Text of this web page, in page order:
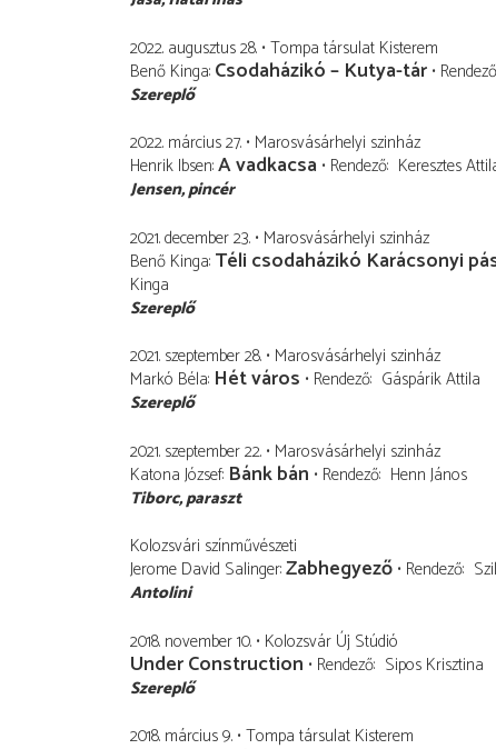
2022. augusztus 28. Tompa társulat Kisterem
Benő Kinga Csodaházikó – Kutya-tár Rendező
Szereplő
2022. március 27. Marosvásárhelyi szinház
Henrik Ibsen A vadkacsa Rendező Keresztes
Jensen pincér
2021. december 23. Marosvásárhelyi szinház
Benő Kinga Téli csodaházikó Karácsonyi
Kinga
Szereplő
2021. szeptember 28. Marosvásárhelyi szinház
Markó Béla Hét város Rendező Gáspárik Attila
Szereplő
2021. szeptember 22. Marosvásárhelyi szinház
Katona József Bánk bán Rendező Henn János
Tiborc paraszt
Kolozsvári színművészeti
Jerome David Salinger Zabhegyező Rendező
Antolini
2018. november 10. Kolozsvár Új Stúdió
Under Construction Rendező Sipos Krisztina
Szereplő
2018. március 9. Tompa társulat Kisterem